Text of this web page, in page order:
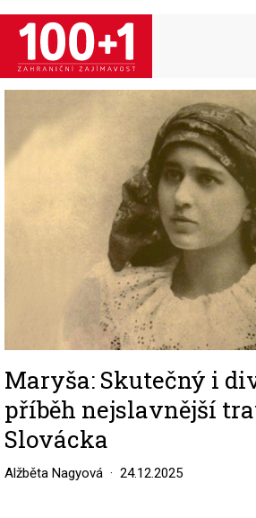
Přejít
hlavnímu
obsahu
Maryša: Skutečný i
příběh nejslavnější
Slovácka
Alžběta Nagyová 24.12.2025